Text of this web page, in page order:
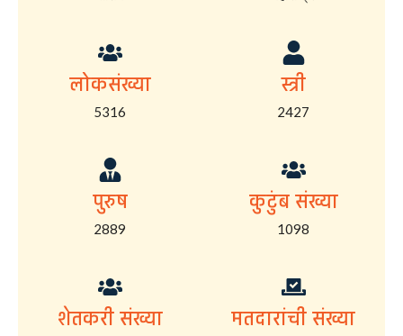
लोकसंख्या
5316
स्त्री
2427
पुरुष
2889
कुटुंब संख्या
1098
शेतकरी संख्या मतदारांची संख्या